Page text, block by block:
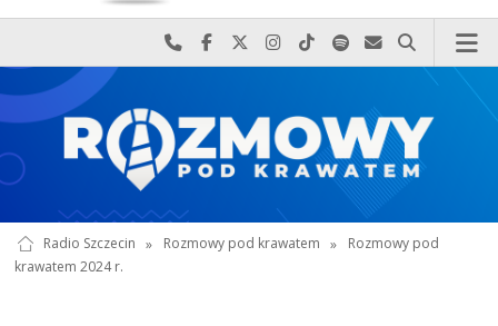
Najlepiej po prostu do nas zadzwoń
Odwiedź nas na Facebook-u
Odwiedź nas na X
Odwiedź nas na Instagram-ie
Odwiedź nas na TikTok-u
Szukaj nas na Spotify
Wyślij do nas
Szukaj
Radio Szczecin » Rozmowy pod krawatem »
Rozmowy pod
krawatem 2024 r.